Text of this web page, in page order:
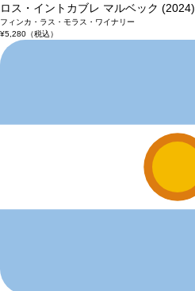
ロス・イントカブレ マルベック (2024)
フィンカ・ラス・モラス・ワイナリー
¥5,280（税込）